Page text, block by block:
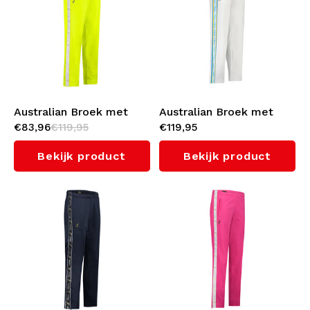
Australian Broek met
witte bies 3.0 (Sulphure
Spring)
€83,96€119,95
Bekijk product
Australian Broek met
cyan bies 3.0 (White)
€119,95
Bekijk product